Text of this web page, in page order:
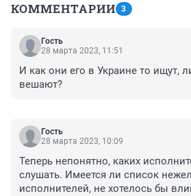
КОММЕНТАРИИ 3
Гость
28 марта 2023, 11:51
И как они его в Украине то ищут,
вешают?
Гость
28 марта 2023, 10:09
Теперь непонятно, каких
слушать. Имеется ли список
исполнителей, не хотелось бы